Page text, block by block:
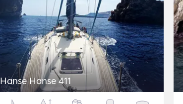
Hanse Hanse 411